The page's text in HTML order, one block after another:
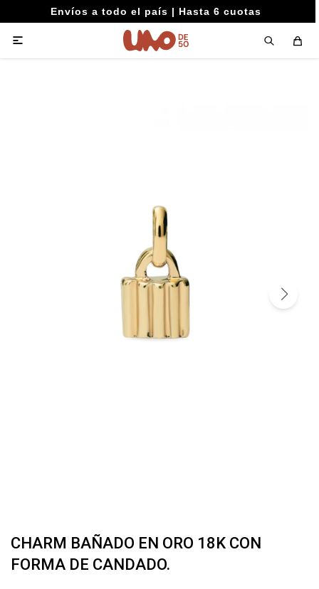
Envíos a todo el país | Hasta 6 cuotas

CHARM BAÑADO EN ORO 18K CON
FORMA DE CANDADO.